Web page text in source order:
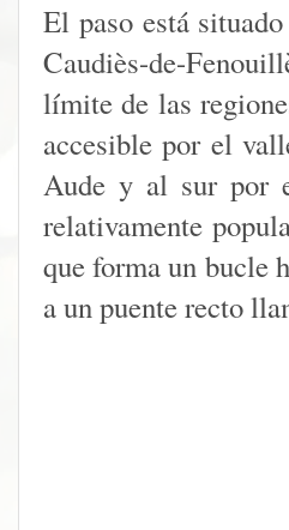
El paso está
Caudiès-de-
límite de las
accesible por el
Aude y al sur por
relativamente
que forma un bucle
a un puente recto